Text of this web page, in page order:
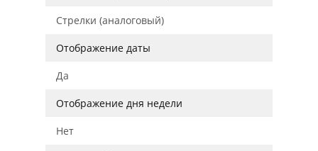
Стрелки (аналоговый)
Отображение даты
Да
Отображение дня недели
Нет